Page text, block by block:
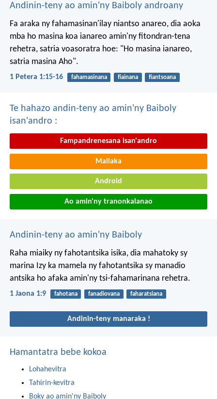
Andinin-teny ao amin'ny Baiboly androany
Fa araka ny fahamasinan'ilay niantso anareo, dia aoka
mba ho masina koa ianareo amin'ny fitondran-tena
rehetra, satria voasoratra hoe: "Ho masina ianareo,
satria masina Aho".
1 Petera 1:15-16 fahamasinana fiainana fiantsoana
Te hahazo andin-teny ao amin'ny Baiboly
isan'andro :
Fampandrenesana isan'andro
Mailaka
Android
Ao amin'ny tranonkalanao
Andinin-teny ao amin'ny Baiboly
Raha miaiky ny fahotantsika isika, dia mahatoky sy
marina Izy ka mamela ny fahotantsika sy manadio
antsika ho afaka amin'ny tsi-fahamarinana rehetra.
1 Jaona 1:9 fahotana fanadiovana faharatsiana
Andinin-teny manaraka !
Hamantatra bebe kokoa
Lohahevitra
Tahirin-kevitra
Boky ao amin'ny Baiboly